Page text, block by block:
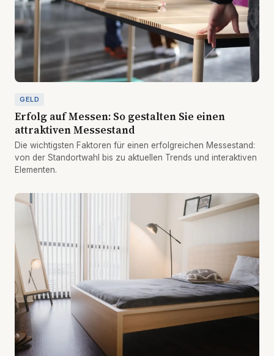
GELD
Erfolg auf Messen: So gestalten Sie einen
attraktiven Messestand
Die wichtigsten Faktoren für einen erfolgreichen Messestand:
von der Standortwahl bis zu aktuellen Trends und interaktiven
Elementen.